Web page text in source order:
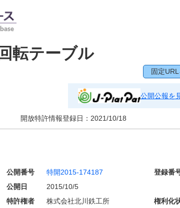
転テーブル
固定
公開公報を
開放特許情報登録日： 2021/10/18
公開番号 特開2015-174187 登録番
公開日
2015/10/5
特許権者 株式会社北川鉄工所 権利化